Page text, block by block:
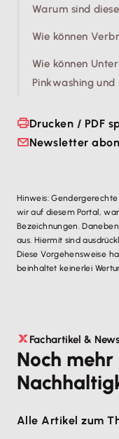
Warum sind
Wie können
Wie können
Pinkwashing
Drucken / PDF
Newsletter
Hinweis:
wir auf diesem Portal,
Bezeichnungen.
aus. Hiermit sind
Diese Vorgehensweise
beinhaltet keinerlei
Fachartikel & News
Noch
Alle Artikel zum